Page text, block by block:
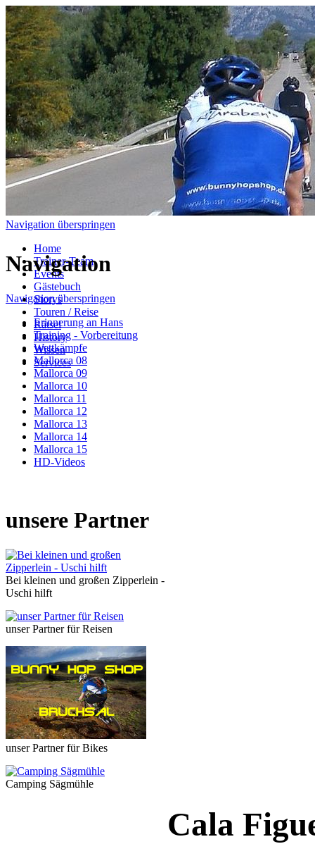
Navigation überspringen
Home
Trainer-Team
Events
Gästebuch
Storys
Touren / Reise
Rätsel
History
Wissen
Services
Navigation
Navigation überspringen
Erinnerung an Hans
Training - Vorbereitung
Wettkämpfe
Mallorca 08
Mallorca 09
Mallorca 10
Mallorca 11
Mallorca 12
Mallorca 13
Mallorca 14
Mallorca 15
HD-Videos
unsere Partner
Bei kleinen und großen Zipperlein -
Uschi hilft
unser Partner für Reisen
unser Partner für Bikes
Camping Sägmühle
Cala